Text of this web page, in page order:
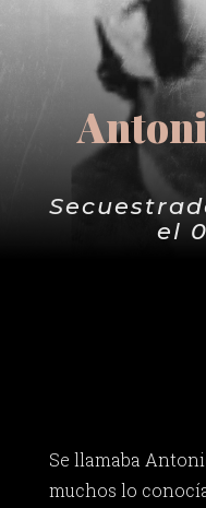
el
Se llamaba
muchos lo